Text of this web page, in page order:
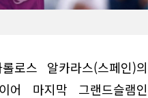
스 알카라스(스페인)의
어 마지막 그랜드슬램인